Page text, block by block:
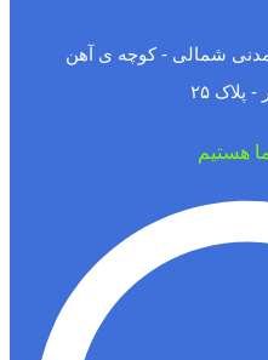
شمالی - کوچه ی آهن
۲۵
هستیم